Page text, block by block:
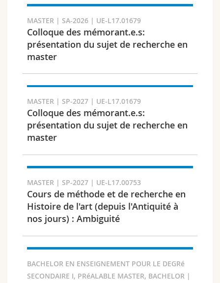
Public cible
Chercher
Copier le lien
Exporter le résultat
MASTER | SA-2026 | UE-L17.01679
Colloque des mémorant.e.s:
présentation du sujet de recherche en
master
MASTER | SP-2027 | UE-L17.01679
Colloque des mémorant.e.s:
présentation du sujet de recherche en
master
MASTER | SP-2027 | UE-L17.00753
Cours de méthode et de recherche en
Histoire de l'art (depuis l'Antiquité à
nos jours) : Ambiguité
BACHELOR EN ENSEIGNEMENT POUR LE DEGRé
SECONDAIRE I, PRéALABLE MASTER, BACHELOR |